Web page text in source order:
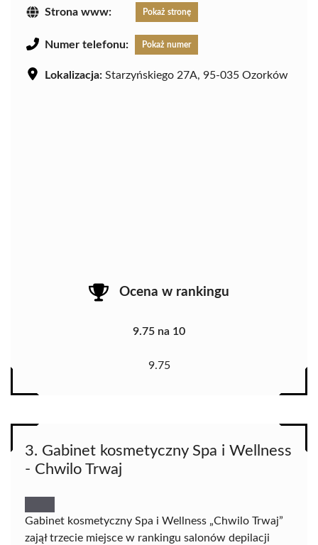
Strona www: Pokaż stronę
Numer telefonu: Pokaż numer
Lokalizacja: Starzyńskiego 27A, 95-035 Ozorków
Ocena w rankingu
9.75 na 10
9.75
3. Gabinet kosmetyczny Spa i Wellness
- Chwilo Trwaj
Gabinet kosmetyczny Spa i Wellness „Chwilo Trwaj”
zajął trzecie miejsce w rankingu salonów depilacji